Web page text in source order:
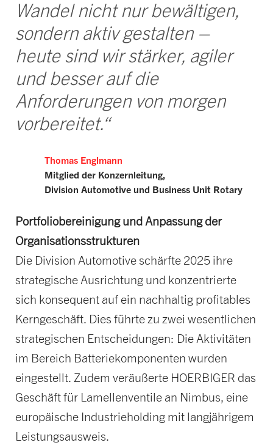
Wandel nicht nur bewältigen,
sondern aktiv gestalten –
heute sind wir stärker, agiler
und besser auf die
Anforderungen von morgen
vorbereitet.“
Thomas Englmann
Mitglied der Konzernleitung,
Division Automotive und Business Unit Rotary
Portfoliobereinigung und Anpassung der
Organisationsstrukturen
Die Division Automotive schärfte 2025 ihre
strategische Ausrichtung und konzentrierte
sich konsequent auf ein nachhaltig profitables
Kerngeschäft. Dies führte zu zwei wesentlichen
strategischen Entscheidungen: Die Aktivitäten
im Bereich Batteriekomponenten wurden
eingestellt. Zudem veräußerte HOERBIGER das
Geschäft für Lamellenventile an Nimbus, eine
europäische Industrieholding mit langjährigem
Leistungsausweis.